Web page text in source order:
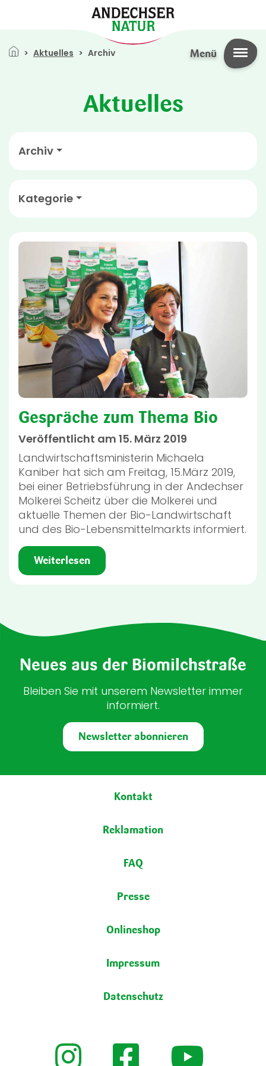
Menü
Pfadnavigation
Aktuelles Archiv
Aktuelles
Archiv
Kategorie
Gespräche zum Thema Bio
Veröffentlicht am 15. März 2019
Landwirtschaftsministerin Michaela
Kaniber hat sich am Freitag, 15.März 2019,
bei einer Betriebsführung in der Andechser
Molkerei Scheitz über die Molkerei und
aktuelle Themen der Bio-Landwirtschaft
und des Bio-Lebensmittelmarkts informiert.
Weiterlesen
Neues aus der Biomilchstraße
Bleiben Sie mit unserem Newsletter immer
informiert.
Newsletter abonnieren
FußbereichKontakt
Reklamation
FAQ
Presse
Onlineshop
Impressum
Datenschutz